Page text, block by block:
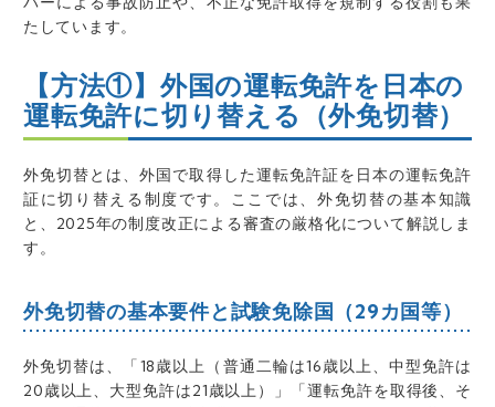
たしています。
【方法①】外国の運転免許を日本の
運転免許に切り替える（外免切替）
外免切替とは、外国で取得した運転免許証を日本の運転免許
証に切り替える制度です。ここでは、外免切替の基本知識
と、2025年の制度改正による審査の厳格化について解説しま
す。
外免切替の基本要件と試験免除国（29カ国等）
外免切替は、「18歳以上（普通二輪は16歳以上、中型免許は
20歳以上、大型免許は21歳以上）」「運転免許を取得後、そ